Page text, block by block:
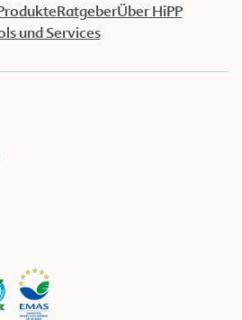
RatgeberÜber HiPP
und Services